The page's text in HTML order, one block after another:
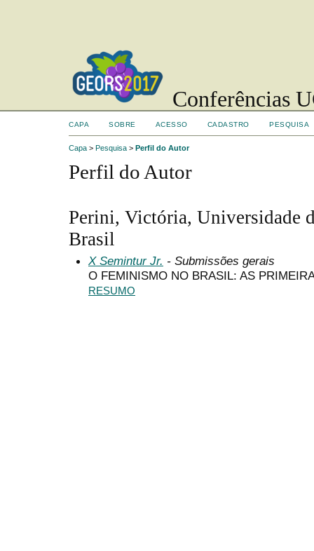
Conferências
CAPA SOBRE ACESSO CADASTRO PESQUISA
Capa > Pesquisa > Perfil do Autor
Perfil do Autor
Perini, Victória, Universidade
Brasil
X Semintur Jr. - Submissões gerais
O FEMINISMO NO BRASIL: AS
RESUMO